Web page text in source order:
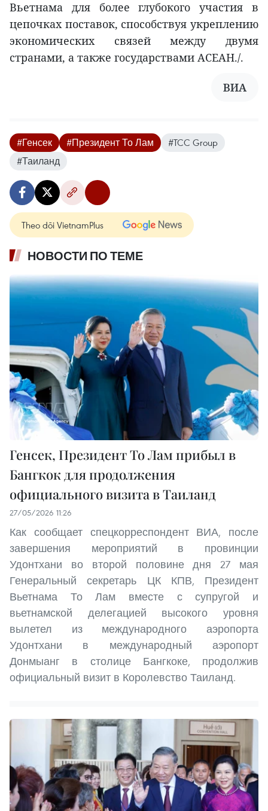
Вьетнама для более глубокого участия в
цепочках поставок, способствуя укреплению
экономических связей между двумя
странами, а также государствами АСЕАН./.
ВИА
#Генсек #Президент То Лам
#TCC Group
#Таиланд
Theo dõi VietnamPlus
НОВОСТИ ПО ТЕМЕ
Генсек, Президент То Лам прибыл в
Бангкок для продолжения
официального визита в Таиланд
27/05/2026 11:26
Как сообщает спецкорреспондент ВИА, после
завершения мероприятий в провинции
Удонтхани во второй половине дня 27 мая
Генеральный секретарь ЦК КПВ, Президент
Вьетнама То Лам вместе с супругой и
вьетнамской делегацией высокого уровня
вылетел из международного аэропорта
Удонтхани в международный аэропорт
Донмыанг в столице Бангкоке, продолжив
официальный визит в Королевство Таиланд.